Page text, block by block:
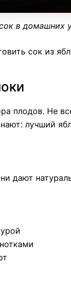
в домашних
сок из
плодов. Не
лучший
дают